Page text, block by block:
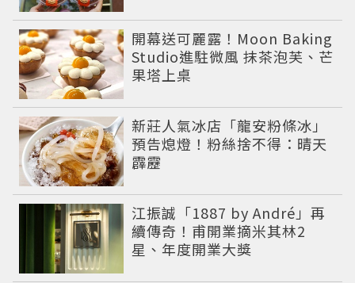
開幕送可麗露！Moon Baking
Studio進駐微風 抹茶泡芙、芒
果塔上桌
新莊人氣冰店「龍安粉條冰」
預告熄燈！粉絲捨不得：晴天
霹靂
江振誠「1887 by André」再
續傳奇！甫開業摘米其林2
星、年度開業大獎